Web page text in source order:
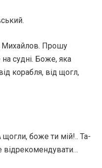
Михайлов. Прошу
судні. Боже, яка
корабля, від щогл,
боже ти мій!.. Та-